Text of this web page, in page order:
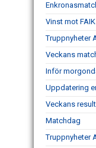
Vinst mot FAIK
Truppnyheter
Veckans
Inför
Uppdatering
Veckans
Matchdag
Truppnyheter